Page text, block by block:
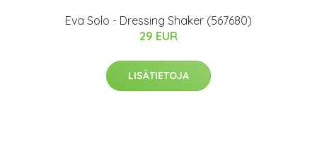
Eva Solo - Dressing Shaker (567680)
29 EUR
LISÄTIETOJA